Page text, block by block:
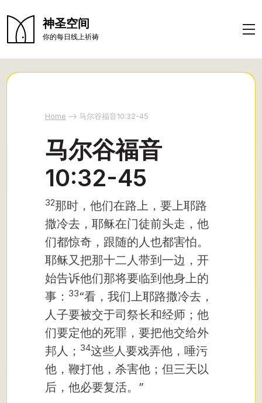
神圣空间
你的每日线上祈祷
Home 马尔谷福音10:32-45
马尔谷福音
10:32-45
32那时，他们在路上，要上耶路
撒冷去，耶稣在门徒前头走，他
们都惊奇，跟随的人也都害怕。
耶稣又把那十二人带到一边，开
始告诉他们那将要临到他身上的
事： 33“看，我们上耶路撒冷去，
人子要被交于司祭长和经师；他
们要定他的死罪，要把他交给外
邦人； 34这些人要戏弄他，唾污
他，鞭打他，杀害他；但三天以
后，他必要复活。”